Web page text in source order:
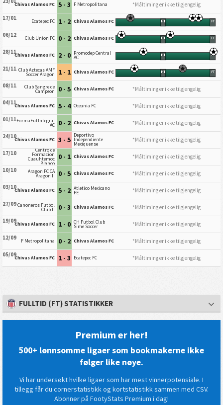
Chivas Alamos FC 5 - 3 F Metropolitana
*Måltiming er ikke tilgjengelig
17/01
Ecatepec FC 1 - 2 Chivas Alamos FC HT FT
06/12 Club Union FC 0 - 2 Chivas Alamos FC HT FT
28/11Chivas Alamos FC 2 - 0 Promodep Central
AC HT FT
21/11 Club Aztecas AMF
Soccer Aragon 1 - 1 Chivas Alamos FC HT FT
08/11 Club Sangre de
Campeon 0 - 5 Chivas Alamos FC
*Måltiming er ikke tilgjengelig
04/11Chivas Alamos FC 5 - 4 Oceania FC
*Måltiming er ikke tilgjengelig
01/11FormaFutIntegral
AC 0 - 2 Chivas Alamos FC
*Måltiming er ikke tilgjengelig
24/10Chivas Alamos FC 3 - 5 Deportivo
Independiente
Mexiquense
*Måltiming er ikke tilgjengelig
17/10
Centro de
Formacion
Cuauhtemoc
Blanco
0 - 1 Chivas Alamos FC
*Måltiming er ikke tilgjengelig
10/10
Aragon FC CA
Aragon II 0 - 5 Chivas Alamos FC
*Måltiming er ikke tilgjengelig
03/10Chivas Alamos FC 5 - 2 Atletico Mexicano
FE
*Måltiming er ikke tilgjengelig
27/09Canoneros Futbol
Club II 0 - 3 Chivas Alamos FC
*Måltiming er ikke tilgjengelig
19/09Chivas Alamos FC 1 - 0 CH Futbol Club
Sime Soccer
*Måltiming er ikke tilgjengelig
12/09
F Metropolitana 0 - 2 Chivas Alamos FC
*Måltiming er ikke tilgjengelig
05/09Chivas Alamos FC 1 - 3 Ecatepec FC *Måltiming er ikke tilgjengelig
FULLTID (FT) STATISTIKKER
Premium er her!
500+ lønnsomme ligaer som bookmakerne ikke
følger like nøye.
Vi har undersøkt hvilke ligaer som har mest vinnerpotensiale. I
tillegg får du cornerstatistikk og kortstatistikk sammen med CSV.
Abonner på FootyStats Premium i dag!